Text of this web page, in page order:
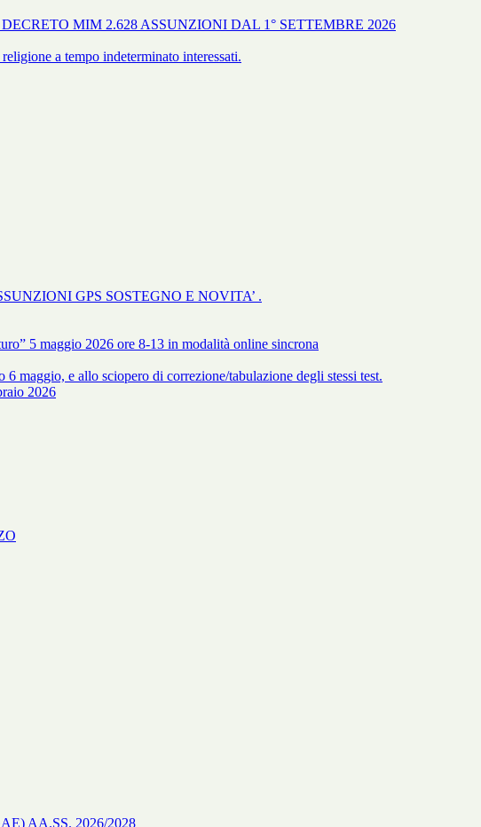
MIM 2.628 ASSUNZIONI DAL 1° SETTEMBRE 2026
a tempo indeterminato interessati.
GPS SOSTEGNO E NOVITA’ .
5 maggio 2026 ore 8-13 in modalità online sincrona
maggio, e allo sciopero di correzione/tabulazione degli stessi test.
2026
AA.SS. 2026/2028